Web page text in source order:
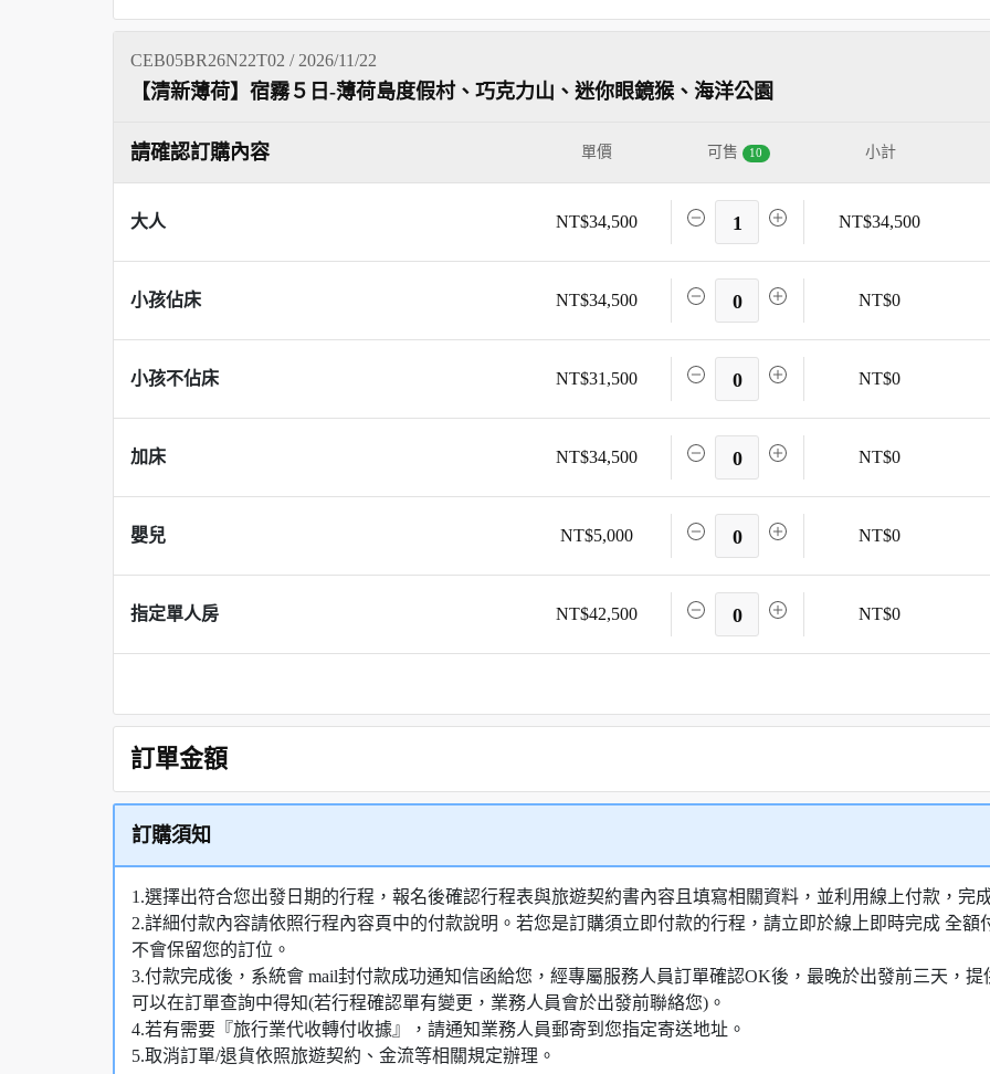
CEB05BR26N22T02 / 2026/11/22
【清新薄荷】宿霧５日-薄荷島度假村、巧克力山、迷你眼鏡猴、海洋公園
請確認訂購內容 單價 可售 10 小計
大人 NT$34,500 1 NT$34,500
小孩佔床 NT$34,500 0 NT$0
小孩不佔床 NT$31,500 0 NT$0
加床 NT$34,500 0 NT$0
嬰兒 NT$5,000 0 NT$0
指定單人房 NT$42,500 0 NT$0
訂單金額
訂購須知
1.選擇出符合您出發日期的行程，報名後確認行程表與旅遊契約書內容且填寫相關資料，並利用線上付款，完
2.詳細付款內容請依照行程內容頁中的付款說明。若您是訂購須立即付款的行程，請立即於線上即時完成 全
不會保留您的訂位。
3.付款完成後，系統會 mail封付款成功通知信函給您，經專屬服務人員訂單確認OK後，最晚於出發前三天，
可以在訂單查詢中得知(若行程確認單有變更，業務人員會於出發前聯絡您)。
4.若有需要『旅行業代收轉付收據』，請通知業務人員郵寄到您指定寄送地址。
5.取消訂單/退貨依照旅遊契約、金流等相關規定辦理。